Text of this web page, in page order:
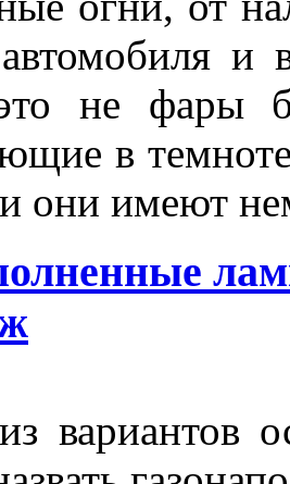
и
не фары
в
они имеют
вариантов